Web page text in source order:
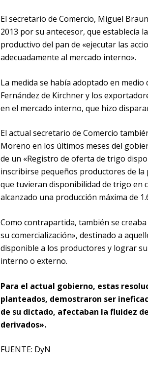
El secretario de Comercio, Miguel
2013 por su antecesor, que establecía
productivo del pan de «ejecutar las
adecuadamente al mercado interno».
La medida se había adoptado en
Fernández de Kirchner y los
en el mercado interno, que hizo
El actual secretario de Comercio
Moreno en los últimos meses del
de un «Registro de oferta de trigo
inscribirse pequeños productores de la
que tuvieran disponibilidad de trigo en
alcanzado una producción máxima de
Como contrapartida, también se
su comercialización», destinado a
disponible a los productores y lograr
interno o externo.
Para el actual gobierno, estas
planteados, demostraron ser
de su dictado, afectaban la fluidez
derivados».
FUENTE: DyN